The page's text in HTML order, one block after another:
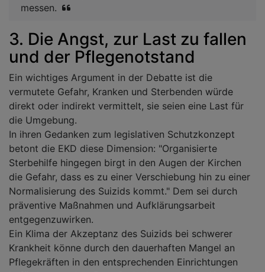
messen.
3. Die Angst, zur Last zu fallen
und der Pflegenotstand
Ein wichtiges Argument in der Debatte ist die
vermutete Gefahr, Kranken und Sterbenden würde
direkt oder indirekt vermittelt, sie seien eine Last für
die Umgebung.
In ihren Gedanken zum legislativen Schutzkonzept
betont die EKD diese Dimension: "Organisierte
Sterbehilfe hingegen birgt in den Augen der Kirchen
die Gefahr, dass es zu einer Verschiebung hin zu einer
Normalisierung des Suizids kommt." Dem sei durch
präventive Maßnahmen und Aufklärungsarbeit
entgegenzuwirken.
Ein Klima der Akzeptanz des Suizids bei schwerer
Krankheit könne durch den dauerhaften Mangel an
Pflegekräften in den entsprechenden Einrichtungen